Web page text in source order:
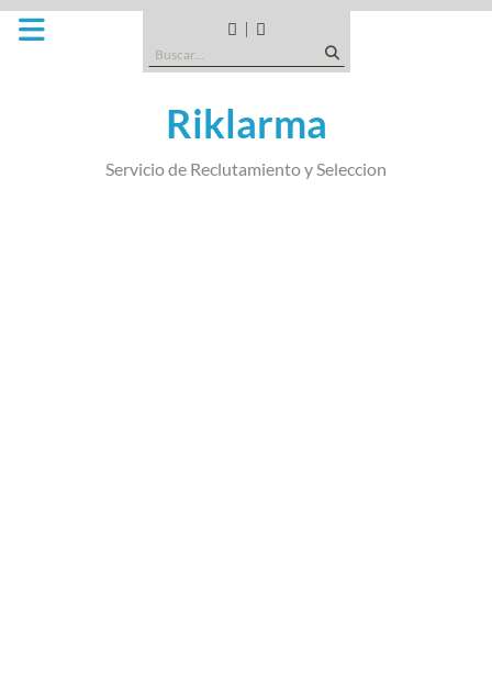
Saltar
CANDIDATOS
TIPO
EMPRESA
SOMOS
Buscar:
Riklarma
Servicio de Reclutamiento y Seleccion